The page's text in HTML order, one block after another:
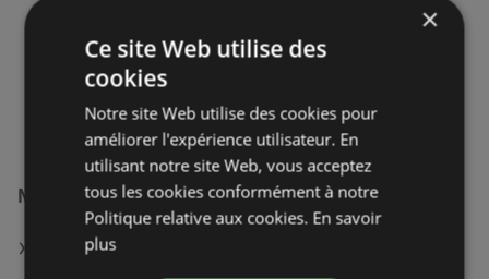
Lundi - Samedi
Magasins LAPEYRE à :
LAPEYRE à Reims
×
Ce site Web utilise des
cookies
Notre site Web utilise des cookies pour
améliorer l'expérience utilisateur. En
utilisant notre site Web, vous acceptez
tous les cookies conformément à notre
Politique relative aux cookies. En savoir
plus